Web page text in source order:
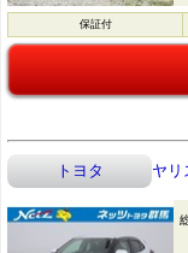
保証付
トヨタ ヤリ